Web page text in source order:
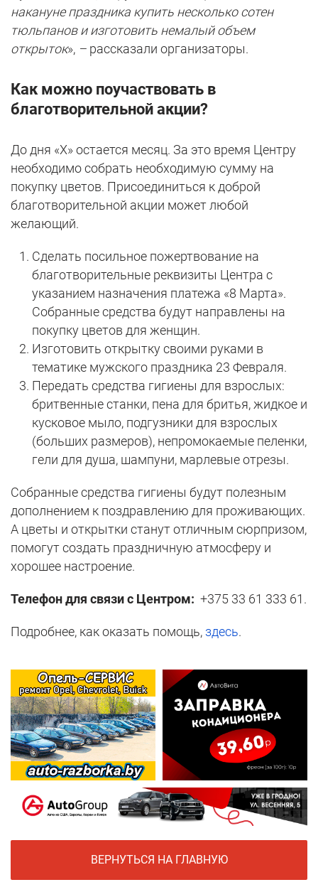
накануне праздника купить несколько сотен
тюльпанов и изготовить немалый объем
открыток», – рассказали организаторы.
Как можно поучаствовать в
благотворительной акции?
До дня «Х» остается месяц. За это время Центру
необходимо собрать необходимую сумму на
покупку цветов. Присоединиться к доброй
благотворительной акции может любой
желающий.
Сделать посильное пожертвование на
благотворительные реквизиты Центра с
указанием назначения платежа «8 Марта».
Собранные средства будут направлены на
покупку цветов для женщин.
Изготовить открытку своими руками в
тематике мужского праздника 23 Февраля.
Передать средства гигиены для взрослых:
бритвенные станки, пена для бритья, жидкое и
кусковое мыло, подгузники для взрослых
(больших размеров), непромокаемые пеленки,
гели для душа, шампуни, марлевые отрезы.
Собранные средства гигиены будут полезным
дополнением к поздравлению для проживающих.
А цветы и открытки станут отличным сюрпризом,
помогут создать праздничную атмосферу и
хорошее настроение.
Телефон для связи с Центром: +375 33 61 333 61.
Подробнее, как оказать помощь, здесь.
ВЕРНУТЬСЯ НА ГЛАВНУЮ